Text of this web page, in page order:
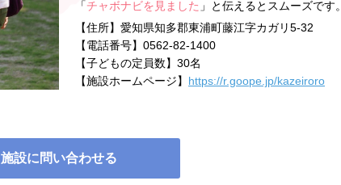
「チャボナビを見ました 」と伝えるとスムーズです。
【住所】 愛知県知多郡東浦町藤江字カガリ5-32
【電話番号】 0562-82-1400
【子どもの定員数】 30名
【施設ホームページ】 https://r.goope.jp/kazeiroro
施設に問い合わせる